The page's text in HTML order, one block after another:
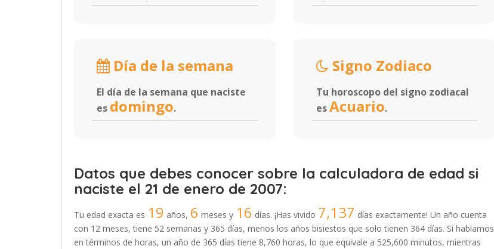
Día de la semana
El día de la semana que naciste
es domingo.
Signo Zodiaco
Tu horoscopo del signo zodiacal
esAcuario.
Datos que debes conocer sobre la calculadora de edad si
naciste el 21 de enero de 2007:
Tu edad exacta es 19 años, 6 meses y 16 días. ¡Has vivido 7,137 días exactamente! Un año cuenta
con 12 meses, tiene 52 semanas y 365 días, menos los años bisiestos que solo tienen 364 días. Si hablamos
en términos de horas, un año de 365 días tiene 8,760 horas, lo que equivale a 525,600 minutos, mientras